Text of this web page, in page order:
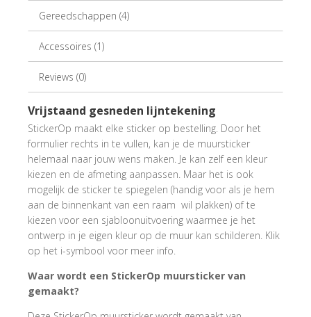
Gereedschappen (4)
Accessoires (1)
Reviews (0)
Vrijstaand gesneden lijntekening
StickerOp maakt elke sticker op bestelling. Door het
formulier rechts in te vullen, kan je de muursticker
helemaal naar jouw wens maken. Je kan zelf een kleur
kiezen en de afmeting aanpassen. Maar het is ook
mogelijk de sticker te spiegelen (handig voor als je hem
aan de binnenkant van een raam wil plakken) of te
kiezen voor een sjabloonuitvoering waarmee je het
ontwerp in je eigen kleur op de muur kan schilderen. Klik
op het i-symbool voor meer info.
Waar wordt een StickerOp muursticker van
gemaakt?